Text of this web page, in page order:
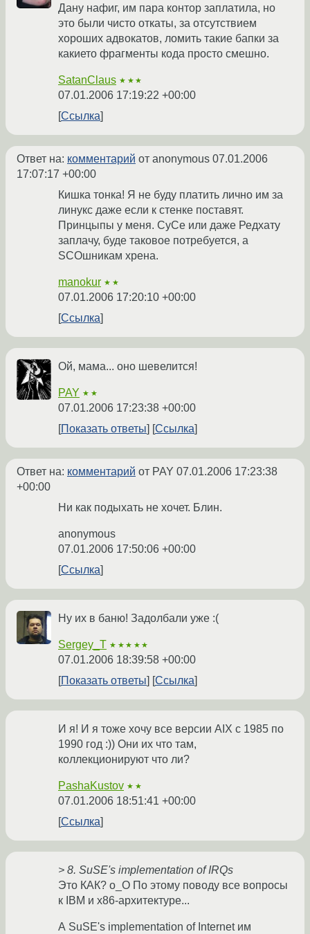
Дану нафиг, им пара контор заплатила, но
это были чисто откаты, за отсутствием
хороших адвокатов, ломить такие бапки за
какието фрагменты кода просто смешно.
SatanClaus ★★★
07.01.2006 17:19:22 +00:00
Ссылка
Ответ на: комментарий от anonymous 07.01.2006
17:07:17 +00:00
Кишка тонка! Я не буду платить лично им за
линукс даже если к стенке поставят.
Принцыпы у меня. СуСе или даже Редхату
заплачу, буде таковое потребуется, а
SCOшникам хрена.
manokur ★★
07.01.2006 17:20:10 +00:00
Ссылка
Ой, мама... оно шевелится!
PAY ★★
07.01.2006 17:23:38 +00:00
Показать ответы
Ссылка
Ответ на: комментарий от PAY 07.01.2006 17:23:38
+00:00
Ни как подыхать не хочет. Блин.
anonymous
07.01.2006 17:50:06 +00:00
Ссылка
Ну их в баню! Задолбали уже :(
Sergey_T ★★★★★
07.01.2006 18:39:58 +00:00
Показать ответы
Ссылка
И я! И я тоже хочу все версии AIX с 1985 по
1990 год :)) Они их что там,
коллекционируют что ли?
PashaKustov ★★
07.01.2006 18:51:41 +00:00
Ссылка
> 8. SuSE's implementation of IRQs
Это КАК? o_O По этому поводу все вопросы
к IBM и x86-архитектуре...
А SuSE's implementation of Internet им